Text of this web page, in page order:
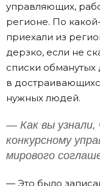
управляющих,
регионе. По
приехали из
дерзко, если не
списки
в
нужных людей.
— Как вы
конкурсному
мирового
— Это было